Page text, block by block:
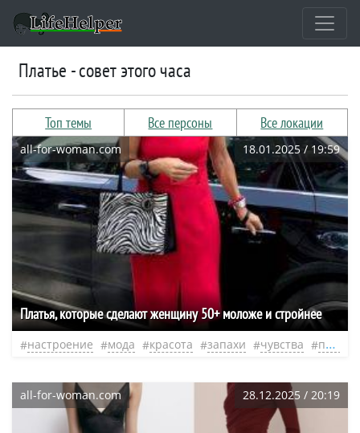
платье - совет этого часа
Топ темы Все персоны Все локации
all-for-woman.com 18.01.2025 / 19:59
Платья, которые сделают женщину 50+ моложе и стройнее
настроение мода красота запахи чувства платье
all-for-woman.com 28.12.2025 / 20:19